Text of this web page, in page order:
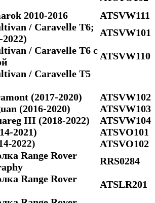
2010-2016
ATSVW111
/ Caravelle T6;
ATSVW101
/ Caravelle T6 с ATSVW110
/ Caravelle Т5
(2017-2020)
ATSVW102
(2016-2020)
ATSVW103
III (2018-2022)
ATSVW104
2021)
ATSVO101
2022)
ATSVO102
Range Rover
RRS0284
Range Rover
ATSLR201